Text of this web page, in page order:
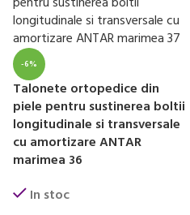
-6%
Talonete ortopedice din
piele pentru sustinerea boltii
longitudinale si transversale
cu amortizare ANTAR
marimea 36
In stoc